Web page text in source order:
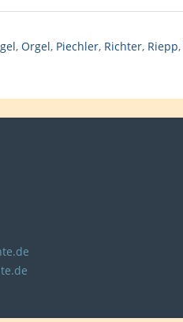
, Orgel, Piechler, Richter, Riepp,